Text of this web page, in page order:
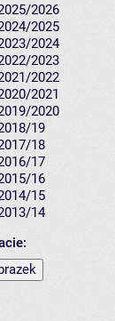
2026
2025
2024
2023
2022
2021
2020
19
18
17
16
15
14